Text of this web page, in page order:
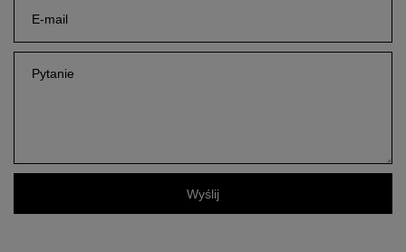
E-mail
Pytanie
Wyślij